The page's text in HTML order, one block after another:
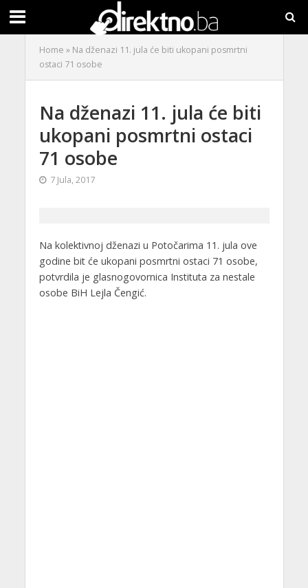
Home » Na dženazi 11. jula će biti ukopani posmrtni
ostaci 71 osobe
Na dženazi 11. jula će biti
ukopani posmrtni ostaci
71 osobe
7 Jula, 2017
Na kolektivnoj dženazi u Potočarima 11. jula ove
godine bit će ukopani posmrtni ostaci 71 osobe,
potvrdila je glasnogovornica Instituta za nestale
osobe BiH Lejla Čengić.